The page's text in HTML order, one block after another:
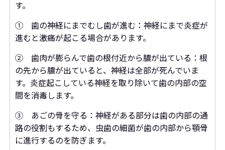
す。
① 歯の神経にまでむし歯が進む：神経にまで炎症が
進むと激痛が起こる場合があります。
② 歯肉が膨らんで歯の根付近から膿が出ている：根
の先から膿が出ていると、神経は全部が死んでいま
す。炎症起こしている神経を取り除いて歯の内部の空
間を消毒します。
③ あごの骨を守る：神経がある部分は歯の内部の通
路の役割もするため、虫歯の細菌が歯の内部から顎骨
に進行するのを防ぎます。